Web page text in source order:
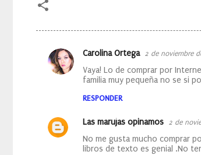
C
n
Carolina Ortega 2 de noviembre
Vaya! Lo de comprar por
familia muy pequeña no se si
RESPONDER
Las marujas opinamos 2 de
No me gusta mucho comprar
libros de texto es genial .No